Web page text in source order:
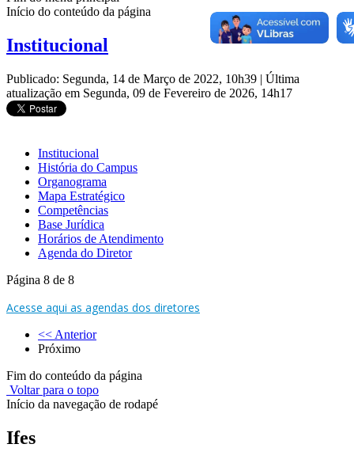
Início do conteúdo da página
Institucional
Publicado: Segunda, 14 de Março de 2022, 10h39 | Última
atualização em Segunda, 09 de Fevereiro de 2026, 14h17
Institucional
História do Campus
Organograma
Mapa Estratégico
Competências
Base Jurídica
Horários de Atendimento
Agenda do Diretor
Página 8 de 8
Acesse aqui as agendas dos diretores
<< Anterior
Próximo
Fim do conteúdo da página
Voltar para o topo
Início da navegação de rodapé
Ifes